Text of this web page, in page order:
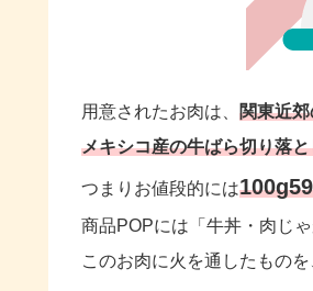
用意されたお肉は、 関東近
メキシコ産の牛ばら切り落
つまりお値段的には
商品POPには「牛丼・肉じ
このお肉に火を通したもの